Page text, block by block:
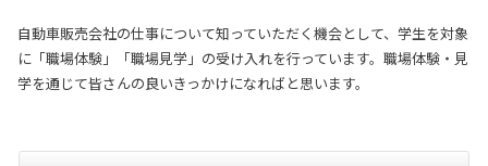
自動車販売会社の仕事について知っていただく機会として、学生を対象
に「職場体験」「職場見学」の受け入れを行っています。職場体験・見
学を通じて皆さんの良いきっかけになればと思います。